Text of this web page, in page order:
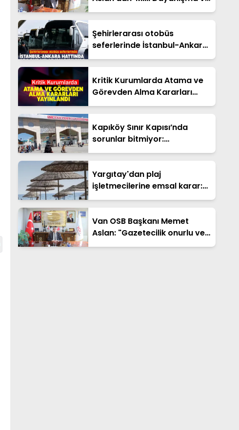
Toplumsal Bütünleşme’ kanun
Şehirlerarası otobüs
seferlerinde İstanbul-Ankara
hattında ara duraklar
Kritik Kurumlarda Atama ve
Görevden Alma Kararları
Yayınlandı
Kapıköy Sınır Kapısı’nda
sorunlar bitmiyor:
Vatandaşlar çözüm bekliyor
Yargıtay'dan plaj
işletmecilerine emsal karar:
Hapis cezası onandı
Van OSB Başkanı Memet
Aslan: "Gazetecilik onurlu ve
şerefli bir meslektir"